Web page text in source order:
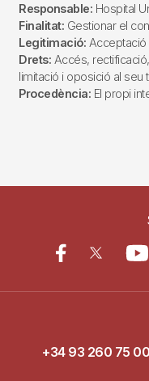
Responsable: Hospital
Finalitat: Gestionar el
Legitimació: Acceptació
Drets: Accés,
limitació i oposició al seu
Procedència: El propi
+34 93 260 75 00